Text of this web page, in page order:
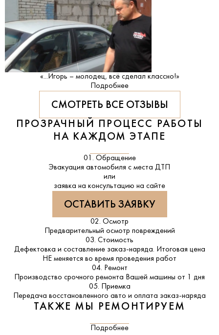
«...Игорь – молодец, всё сделал классно!»
Подробнее
СМОТРЕТЬ ВСЕ ОТЗЫВЫ
ПРОЗРАЧНЫЙ ПРОЦЕСС РАБОТЫ
НА КАЖДОМ ЭТАПЕ
01. Обращение
Эвакуация автомобиля с места ДТП
или
заявка на консультацию на сайте
ОСТАВИТЬ ЗАЯВКУ
02. Осмотр
Предварительный осмотр повреждений
03. Стоимость
Дефектовка и составление заказ-наряда. Итоговая цена
НЕ меняется во время проведения работ
04. Ремонт
Производство срочного ремонта Вашей машины от 1 дня
05. Приемка
Передача восстановленного авто и оплата заказ-наряда
ТАКЖЕ МЫ РЕМОНТИРУЕМ
Подробнее